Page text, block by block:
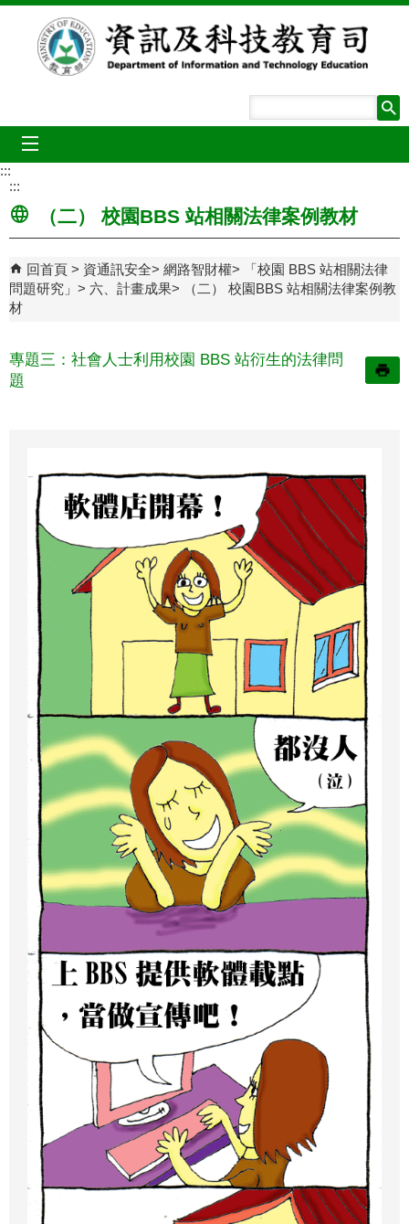
跳到主要內容區塊
:::
:::
（二） 校園BBS 站相關法律案例教材
回首頁 資通訊安全 網路智財權
「校園 BBS 站相關法律
問題研究」
六、計畫成果
（二） 校園BBS 站相關法律案例教
材
專題三：社會人士利用校園 BBS 站衍生的法律問
題